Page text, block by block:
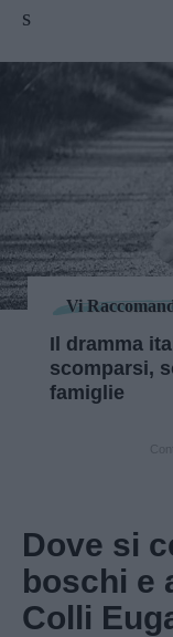
s
Vi
Il dramma
scomparsi,
famiglie
Dove si
boschi e
Colli